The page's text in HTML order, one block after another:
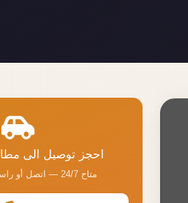
احجز توصيل الى
متاح 24/7 — اتصل أو راسلنا على واتساب